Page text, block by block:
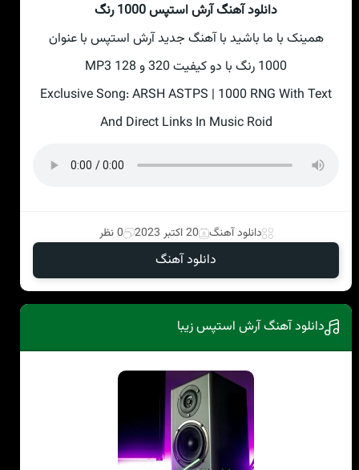
دانلود آهنگ آرش استپس 1000 رنگ
همینک با ما باشید با آهنگ جدید آرش استپس با عنوان
1000 رنگ با دو کیفیت 320 و 128 MP3
Exclusive Song: ARSH ASTPS | 1000 RNG With Text
And Direct Links In Music Roid
دانلود آهنگ 20 اکتبر 2023 0 نظر
دانلود آهنگ
دانلود آهنگ آرش استپس زیبا